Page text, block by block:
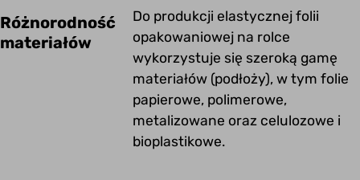
Różnorodność
materiałów
Do produkcji elastycznej folii
opakowaniowej na rolce
wykorzystuje się szeroką gamę
materiałów (podłoży), w tym folie
papierowe, polimerowe,
metalizowane oraz celulozowe i
bioplastikowe.